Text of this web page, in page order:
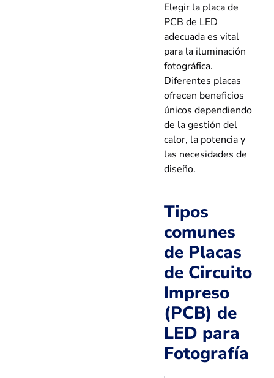
Elegir la placa de
PCB de LED
adecuada es vital
para la iluminación
fotográfica.
Diferentes placas
ofrecen beneficios
únicos dependiendo
de la gestión del
calor, la potencia y
las necesidades de
diseño.
Tipos
comunes
de Placas
de Circuito
Impreso
(PCB) de
LED para
Fotografía